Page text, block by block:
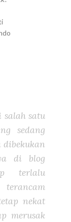
salah satu
sedang
di blog
terlalu
nekat
merusak